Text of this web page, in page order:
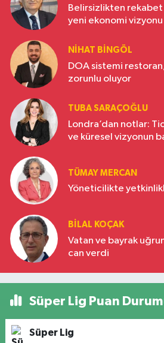
Belirsizlikten
yeni ekonomi vizyonu
NIHAT BINGÖL
DOA sistemi
zorunlu oluyor
TUBA SARAÇOĞLU
Londra’dan notlar:
ve küresel vizyonun
TÜMAY MERCAN
Yöneticilikte
BILAL KOÇAK
Vatan ve bayrak
can verdi
Süper Lig Puan
Süper Lig